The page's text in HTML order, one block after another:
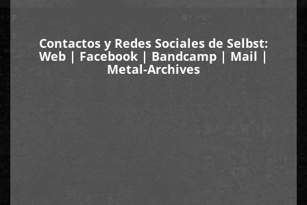
Contactos y Redes Sociales de Selbst:
Web | Facebook | Bandcamp | Mail |
Metal-Archives